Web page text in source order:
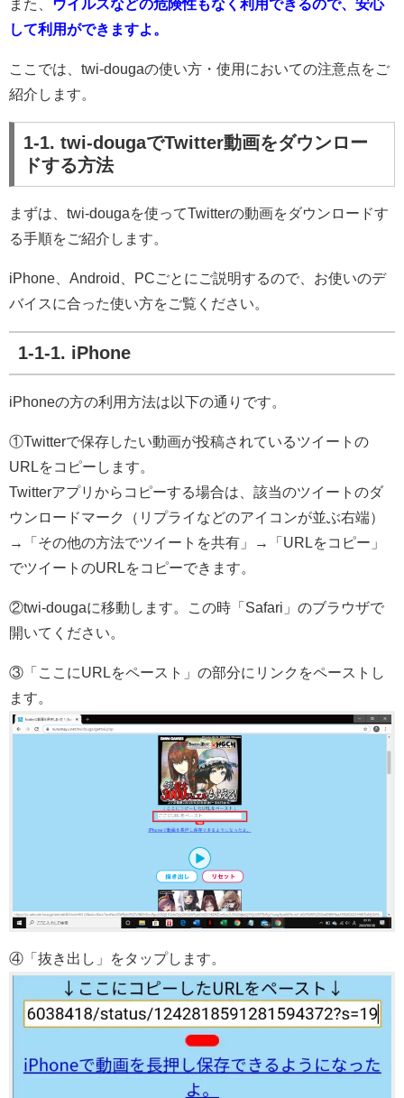
また、
ウイルスなどの危険性もなく利用できるので、安心
して利用ができますよ。
ここでは、twi-dougaの使い方・使用においての注意点をご
紹介します。
1-1. twi-dougaでTwitter動画をダウンロー
ドする方法
まずは、twi-dougaを使ってTwitterの動画をダウンロードす
る手順をご紹介します。
iPhone、Android、PCごとにご説明するので、お使いのデ
バイスに合った使い方をご覧ください。
1-1-1. iPhone
iPhoneの方の利用方法は以下の通りです。
①Twitterで保存したい動画が投稿されているツイートの
URLをコピーします。
Twitterアプリからコピーする場合は、該当のツイートのダ
ウンロードマーク（リプライなどのアイコンが並ぶ右端）
→「その他の方法でツイートを共有」→「URLをコピー」
でツイートのURLをコピーできます。
②twi-dougaに移動します。この時「Safari」のブラウザで
開いてください。
③「ここにURLをペースト」の部分にリンクをペーストし
ます。
④「抜き出し」をタップします。